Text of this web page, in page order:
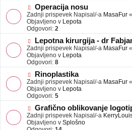
b
a
v
e
N
o
v
e
o
j
a
v
e
Operacija nosu
Zadnji prispevek Napisal/-a MasaFur «
Objavljeno v Lepota
Odgovori: 2
N
o
v
e
o
j
a
v
e
Lepotna kirurgija - dr
Zadnji prispevek Napisal/-a MasaFur «
Objavljeno v Lepota
Odgovori: 8
N
o
v
e
o
b
j
a
Rinoplastika
Zadnji prispevek Napisal/-a MasaFur «
Objavljeno v Lepota
Odgovori: 5
N
o
v
e
Grafično oblikovanje
Zadnji prispevek Napisal/-a
Objavljeno v Splošno